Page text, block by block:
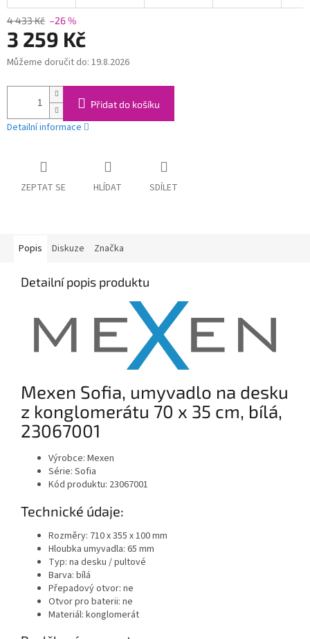
4 433 Kč –26 %
3 259 Kč
Měrná
Můžeme doručit do: 19.8.2026
Přidat do košíku
Detailní informace
ZEPTAT SE HLÍDAT SDÍLET
Popis Diskuze Značka
Detailní popis produktu
Mexen Sofia, umyvadlo na desku
z konglomerátu 70 x 35 cm, bílá,
23067001
Výrobce: Mexen
Série: Sofia
Kód produktu: 23067001
Technické údaje:
Rozměry: 710 x 355 x 100 mm
Hloubka umyvadla: 65 mm
Typ: na desku / pultové
Barva: bílá
Přepadový otvor: ne
Otvor pro baterii: ne
Materiál: konglomerát